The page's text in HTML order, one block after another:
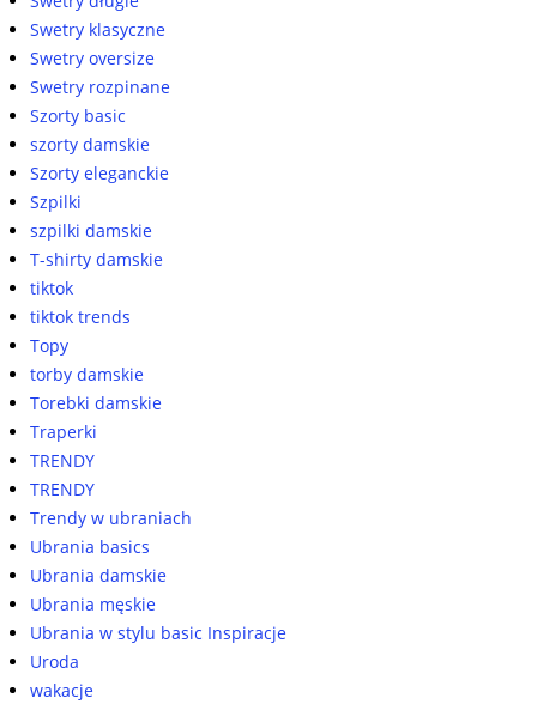
Swetry klasyczne
Swetry oversize
Swetry rozpinane
Szorty basic
szorty damskie
Szorty eleganckie
Szpilki
szpilki damskie
T-shirty damskie
tiktok
tiktok trends
Topy
torby damskie
Torebki damskie
Traperki
TRENDY
TRENDY
Trendy w ubraniach
Ubrania basics
Ubrania damskie
Ubrania męskie
Ubrania w stylu basic Inspiracje
Uroda
wakacje